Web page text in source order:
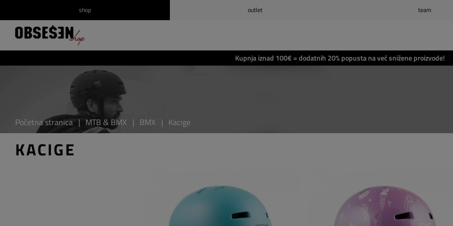
Kupnja iznad 100€ = dodatnih 20% popusta na već snižene proizvode!
shop outlet team
Početna stranica | MTB & BMX | BMX | Kacige
KACIGE